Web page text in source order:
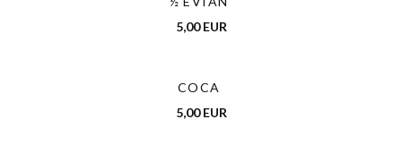
5,00 EUR
COCA
5,00 EUR